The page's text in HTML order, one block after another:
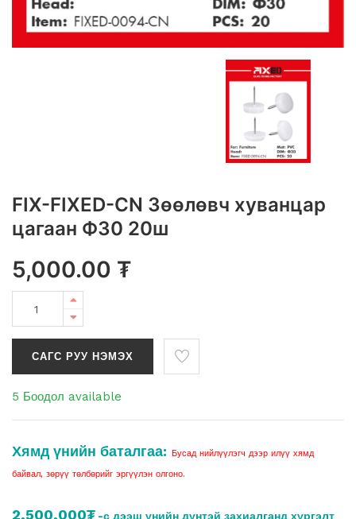
FIX-FIXED-CN Зөөлөвч хуванцар
цагаан Ф30 20ш
5,000.00 ₮
САГС РУУ НЭМЭХ
5 Боодол available
Хямд үнийн баталгаа:
Бусад нийлүүлэгч дээр илүү хямд
байвал, зөрүү төлбөрийг эргүүлэн олгоно.
2,500,000₮ -с дээш үнийн дүнтэй захиалганд хүргэлт